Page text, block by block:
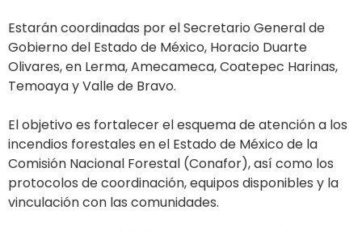
Estarán coordinadas por el Secretario General de
Gobierno del Estado de México, Horacio Duarte
Olivares, en Lerma, Amecameca, Coatepec Harinas,
Temoaya y Valle de Bravo.
El objetivo es fortalecer el esquema de atención a los
incendios forestales en el Estado de México de la
Comisión Nacional Forestal (Conafor), así como los
protocolos de coordinación, equipos disponibles y la
vinculación con las comunidades.